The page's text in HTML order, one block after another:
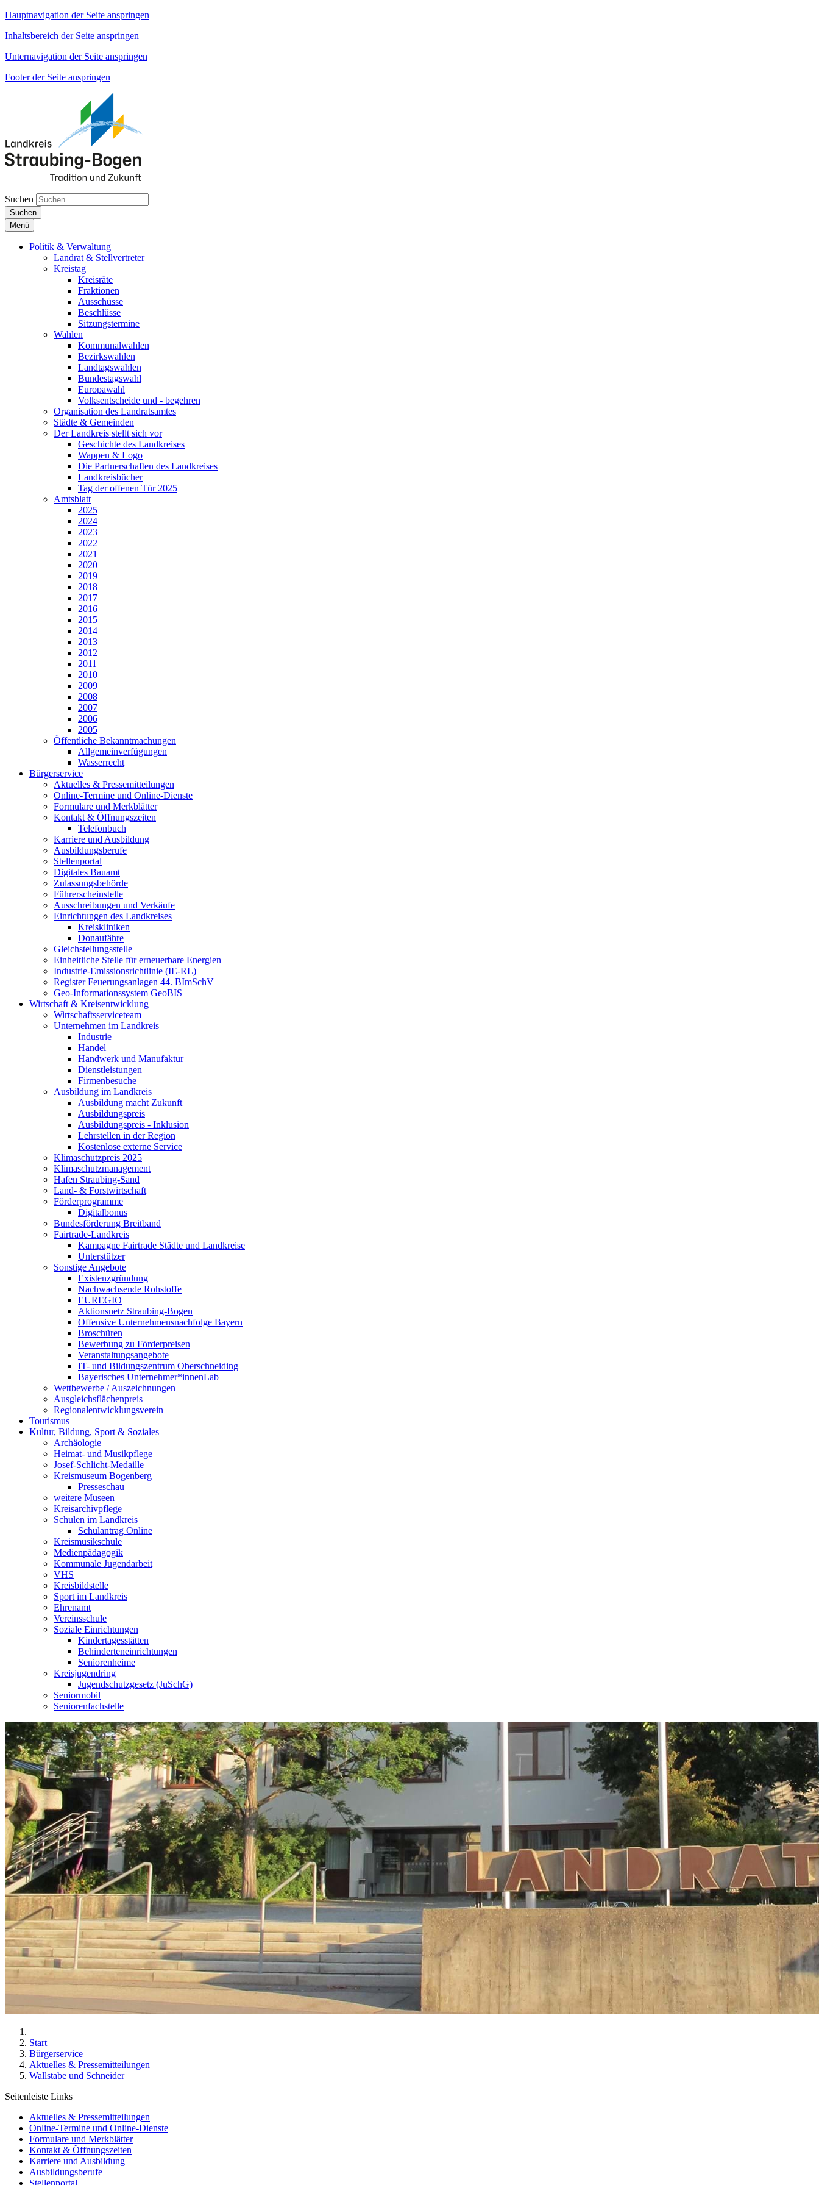
Hauptnavigation der Seite anspringen
Inhaltsbereich der Seite anspringen
Unternavigation der Seite anspringen
Footer der Seite anspringen
Suchen
Suchen
Menü
Politik & Verwaltung
Landrat & Stellvertreter
Kreistag
Kreisräte
Fraktionen
Ausschüsse
Beschlüsse
Sitzungstermine
Wahlen
Kommunalwahlen
Bezirkswahlen
Landtagswahlen
Bundestagswahl
Europawahl
Volksentscheide und - begehren
Organisation des Landratsamtes
Städte & Gemeinden
Der Landkreis stellt sich vor
Geschichte des Landkreises
Wappen & Logo
Die Partnerschaften des Landkreises
Landkreisbücher
Tag der offenen Tür 2025
Amtsblatt
2025
2024
2023
2022
2021
2020
2019
2018
2017
2016
2015
2014
2013
2012
2011
2010
2009
2008
2007
2006
2005
Öffentliche Bekanntmachungen
Allgemeinverfügungen
Wasserrecht
Bürgerservice
Aktuelles & Pressemitteilungen
Online-Termine und Online-Dienste
Formulare und Merkblätter
Kontakt & Öffnungszeiten
Telefonbuch
Karriere und Ausbildung
Ausbildungsberufe
Stellenportal
Digitales Bauamt
Zulassungsbehörde
Führerscheinstelle
Ausschreibungen und Verkäufe
Einrichtungen des Landkreises
Kreiskliniken
Donaufähre
Gleichstellungsstelle
Einheitliche Stelle für erneuerbare Energien
Industrie-Emissionsrichtlinie (IE-RL)
Register Feuerungsanlagen 44. BImSchV
Geo-Informationssystem GeoBIS
Wirtschaft & Kreisentwicklung
Wirtschaftsserviceteam
Unternehmen im Landkreis
Industrie
Handel
Handwerk und Manufaktur
Dienstleistungen
Firmenbesuche
Ausbildung im Landkreis
Ausbildung macht Zukunft
Ausbildungspreis
Ausbildungspreis - Inklusion
Lehrstellen in der Region
Kostenlose externe Service
Klimaschutzpreis 2025
Klimaschutzmanagement
Hafen Straubing-Sand
Land- & Forstwirtschaft
Förderprogramme
Digitalbonus
Bundesförderung Breitband
Fairtrade-Landkreis
Kampagne Fairtrade Städte und Landkreise
Unterstützer
Sonstige Angebote
Existenzgründung
Nachwachsende Rohstoffe
EUREGIO
Aktionsnetz Straubing-Bogen
Offensive Unternehmensnachfolge Bayern
Broschüren
Bewerbung zu Förderpreisen
Veranstaltungsangebote
IT- und Bildungszentrum Oberschneiding
Bayerisches Unternehmer*innenLab
Wettbewerbe / Auszeichnungen
Ausgleichsflächenpreis
Regionalentwicklungsverein
Tourismus
Kultur, Bildung, Sport & Soziales
Archäologie
Heimat- und Musikpflege
Josef-Schlicht-Medaille
Kreismuseum Bogenberg
Presseschau
weitere Museen
Kreisarchivpflege
Schulen im Landkreis
Schulantrag Online
Kreismusikschule
Medienpädagogik
Kommunale Jugendarbeit
VHS
Kreisbildstelle
Sport im Landkreis
Ehrenamt
Vereinsschule
Soziale Einrichtungen
Kindertagesstätten
Behinderteneinrichtungen
Seniorenheime
Kreisjugendring
Jugendschutzgesetz (JuSchG)
Seniormobil
Seniorenfachstelle
Start
Bürgerservice
Aktuelles & Pressemitteilungen
Wallstabe und Schneider
Seitenleiste Links
Aktuelles & Pressemitteilungen
Online-Termine und Online-Dienste
Formulare und Merkblätter
Kontakt & Öffnungszeiten
Karriere und Ausbildung
Ausbildungsberufe
Stellenportal